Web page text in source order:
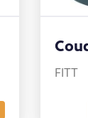
FITT